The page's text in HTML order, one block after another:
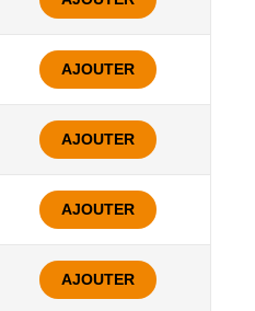
AJOUTER
AJOUTER
AJOUTER
AJOUTER